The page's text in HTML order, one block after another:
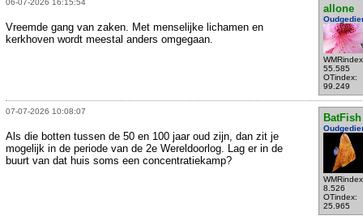
allone
55.585
OTindex:
99.249
Vreemde gang van zaken. Met menselijke lichamen en
kerkhoven wordt meestal anders omgegaan.
07-07-2026 10:08:07
BatFish
8.526
OTindex:
25.965
Als die botten tussen de 50 en 100 jaar oud zijn, dan zit je
mogelijk in de periode van de 2e Wereldoorlog. Lag er in de
buurt van dat huis soms een concentratiekamp?